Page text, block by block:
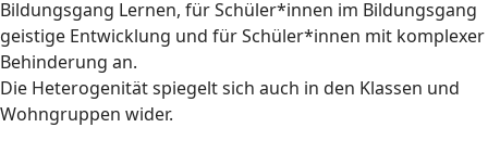
Bildungsgang Lernen, für Schüler*innen im Bildungsgang
geistige Entwicklung und für Schüler*innen mit komplexer
Behinderung an.
Die Heterogenität spiegelt sich auch in den Klassen und
Wohngruppen wider.